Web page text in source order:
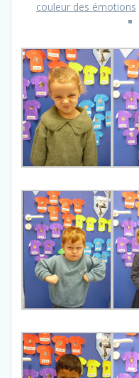
couleur des émotions